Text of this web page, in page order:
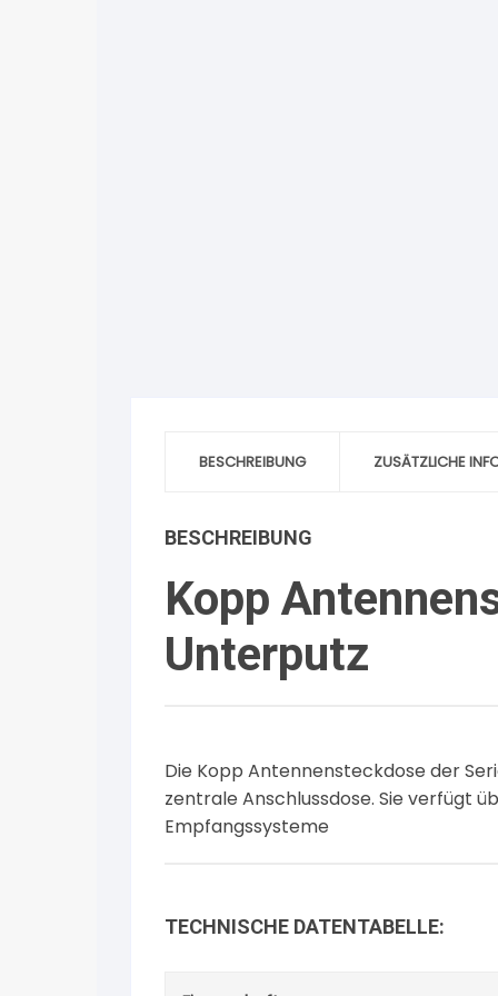
BESCHREIBUNG ZUSÄTZLICHE
BESCHREIBUNG
Kopp
Unterputz
Die Kopp Antennensteckdose der
zentrale Anschlussdose. Sie verfügt
Empfangssysteme
TECHNISCHE DATENTABELLE: